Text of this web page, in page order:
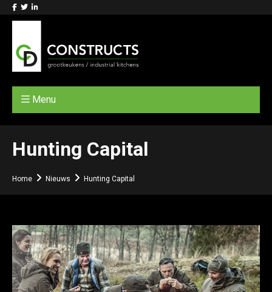
Menu
Hunting Capital
Home Nieuws Hunting Capital